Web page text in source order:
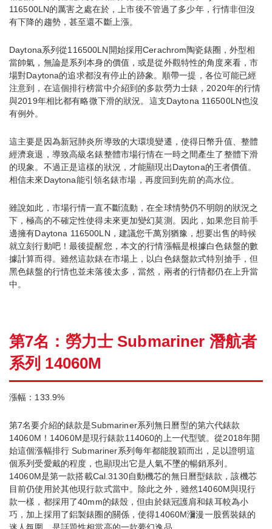
116500LN的厲害之處在於，上市後不管過了多少年，行情非但沒
有下降的趨勢，甚至還不斷上漲。
Daytona系列從116500LN開始採用Cerachrom陶瓷錶圈，外型相
當帥氣，無論是系列本身的價值，或是從外觀特性的角度來看，市
場對Daytona的追求都沒有停止的跡象。順帶一提，各位可能已經
注意到，在這個排行榜當中介紹到的多款勞力士錶，2020年的行情
與2019年相比都有略微下滑的狀況。這支Daytona 116500LN也沒
有例外。
這主要是因為新冠肺炎所導致的大環境變遷，使得日幣升值、整體
經濟衰退，導致高級名錶整體市場行情在一時之間產生了整體下滑
的現象。不過正是這樣的狀況，才能顯現出Daytona的王者價值。
相信未來Daytona能引領名錶市場，再度回到先前的高水位。
雖說如此，市場行情一直不斷流動，在全球情勢仍不明朗的狀況之
下，極高的不確定性使得未來更加變幻莫測。因此，如果您目前手
邊擁有Daytona 116500LN，建議您千萬別猶豫，想要出售的時候
就立刻行動吧！最後提醒您，本文的行情漲幅是根據白色錶盤的數
據計算而得。雖然這款錶在市場上，以白色錶盤款式特別搶手，但
黑色錶盤的行情也並未落後太多，當然，兩者的行情都仍在上升當
中。
第7名：勞力士 Submariner 潛航者
系列 14060M
漲幅：133.9%
第7名要介紹的錶款是Submariner系列無日曆型的第六代錶款
14060M！14060M是現行錶款114060的上一代型號。從2018年開
始這個漲幅排行 Submariner系列每年都能脫穎而出，足以證明這
個系列受愛戴的程度，也顯現出它是人氣不墜的暢銷系列。
14060M是第一款搭載Cal.3130自動機芯的無日曆型錶款，該機芯
目前仍使用於其他現行款式當中。除此之外，雖然14060M與現行
款一樣，都採用了40mm的錶殼，但由於錶冠護肩和錶耳較為小
巧，加上採用了鋁製錶圈的關係，使得14060M瀰漫一股舊裝錶的
迷人氛圍，是話題性相當高的一款夢幻逸品。